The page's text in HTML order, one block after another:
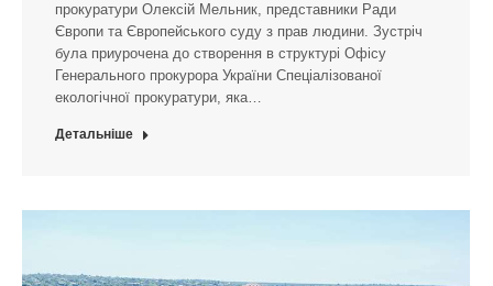
прокуратури Олексій Мельник, представники Ради
Європи та Європейського суду з прав людини. Зустріч
була приурочена до створення в структурі Офісу
Генерального прокурора України Спеціалізованої
екологічної прокуратури, яка…
Детальніше